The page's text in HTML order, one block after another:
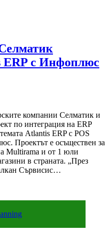
ERP с Инфоплюс
компании Селматик и
по интеграция на ERP
Atlantis ERP с POS
Проектът е осъществен за
Multirama и от 1 юли
в страната. „През
Сървисис…